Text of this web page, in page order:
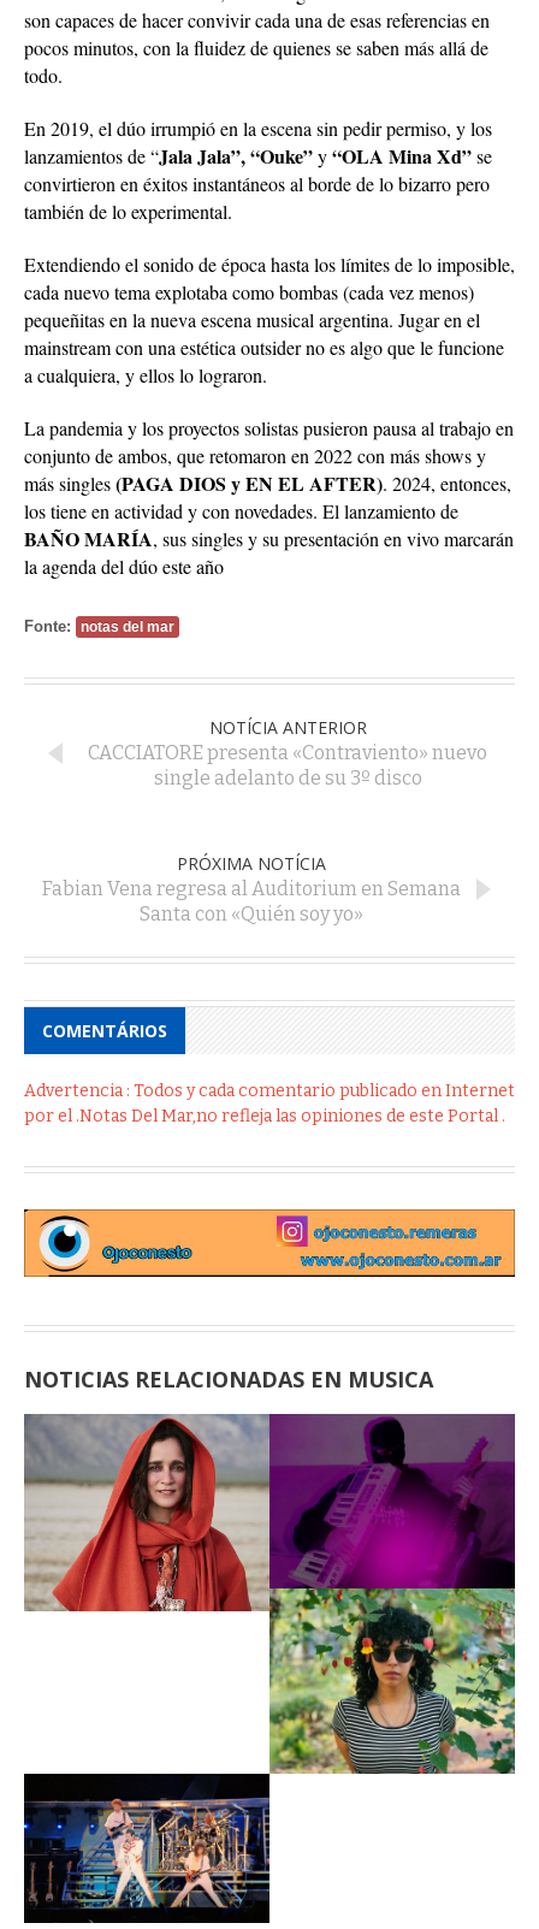
son capaces de hacer convivir cada una de esas referencias en
pocos minutos, con la fluidez de quienes se saben más allá de
todo.
En 2019, el dúo irrumpió en la escena sin pedir permiso, y los
lanzamientos de “Jala Jala”, “Ouke”y“OLA Mina Xd”se
convirtieron en éxitos instantáneos al borde de lo bizarro pero
también de lo experimental.
Extendiendo el sonido de época hasta los límites de lo imposible,
cada nuevo tema explotaba como bombas (cada vez menos)
pequeñitas en la nueva escena musical argentina. Jugar en el
mainstream con una estética outsider no es algo que le funcione
a cualquiera, y ellos lo lograron.
La pandemia y los proyectos solistas pusieron pausa al trabajo en
conjunto de ambos, que retomaron en 2022 con más shows y
más singles(PAGA DIOS y EN EL AFTER). 2024, entonces,
los tiene en actividad y con novedades. El lanzamiento de
BAÑO MARÍA, sus singles y su presentación en vivo marcarán
la agenda del dúo este año
Fonte: notas del mar
NOTÍCIA ANTERIOR
CACCIATORE presenta «Contraviento» nuevo
single adelanto de su 3º disco
PRÓXIMA NOTÍCIA
Fabian Vena regresa al Auditorium en Semana
Santa con «Quién soy yo»
COMENTÁRIOS
Advertencia : Todos y cada comentario publicado en Internet
por el .Notas Del Mar,no refleja las opiniones de este Portal .
NOTICIAS RELACIONADAS EN MUSICA